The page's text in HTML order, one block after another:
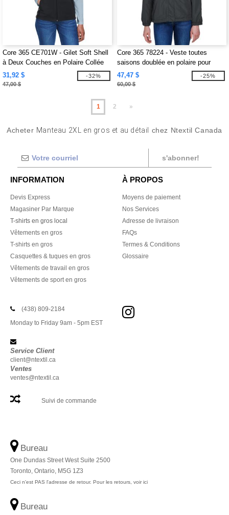
Core 365 CE701W - Gilet Soft Shell
à Deux Couches en Polaire Collée
pour Femmes
31,92 $
47,00 $
-32%
Core 365 78224 - Veste toutes
saisons doublée en polaire pour
femmes Profile
47,47 $
60,00 $
-25%
1 2 »
Acheter Manteau 2XL en gros et au détail chez Ntextil Canada
s'abonner!
INFORMATION
Devis Express
Magasiner Par Marque
T-shirts en gros local
Vêtements en gros
T-shirts en gros
Casquettes & tuques en gros
Vêtements de travail en gros
Vêtements de sport en gros
À PROPOS
Moyens de paiement
Nos Services
Adresse de livraison
FAQs
Termes & Conditions
Glossaire
(438) 809-2184
Monday to Friday 9am - 5pm EST
Service Client
client@ntextil.ca
Ventes
ventes@ntextil.ca
Suivi de commande
Bureau
One Dundas Street West Suite 2500
Toronto, Ontario, M5G 1Z3
Ceci n'est PAS l'adresse de retour. Pour les retours, voir ici
Bureau